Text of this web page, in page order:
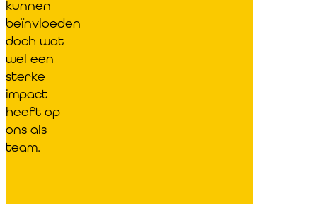
kunnen
beïnvloeden
doch wat
wel een
sterke
impact
heeft op
ons als
team.